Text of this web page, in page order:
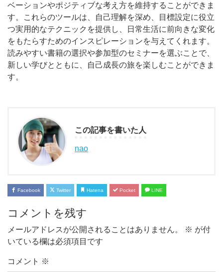
ベーションやポジティブな考え方を維持することができま
す。これらのツールは、自己理解を深め、目標設定に役立
つ実用的なテクニックを提供し、日常生活に前向きな変化
をもたらすためのインスピレーションを与えてくれます。
読みやすい書籍の選択や参加型のセミナーを選ぶことで、
新しい学びとともに、自己成長の旅を楽しむことができま
す。
この記事を書いた人
nao
Facebook Twitter Hatena Pocket LINE
コメントを残す
メールアドレスが公開されることはありません。 ※ が付
いている欄は必須項目です
コメント ※